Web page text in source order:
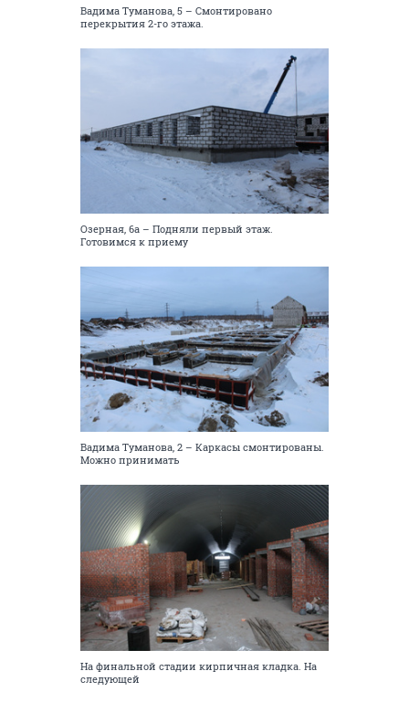
Вадима Туманова, 5 – Смонтировано
перекрытия 2-го этажа.
Озерная, 6а – Подняли первый этаж.
Готовимся к приему
Вадима Туманова, 2 – Каркасы смонтированы.
Можно принимать
На финальной стадии кирпичная кладка. На
следующей